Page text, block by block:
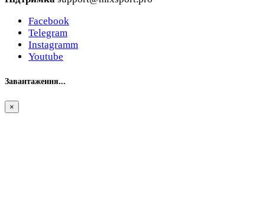
Facebook
Telegram
Instagramm
Youtube
Завантаження...
×